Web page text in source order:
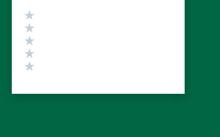
Valutazione